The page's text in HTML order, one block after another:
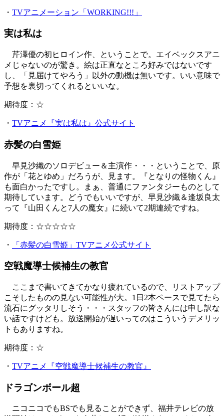
・ TVアニメーション「WORKING!!!」
実は私は
芹澤優の初ヒロイン作、ということで。エイベックスアニ
メじゃないのが驚き。絵は正直なところ好みではないです
し、「見届けてやろう」以外の動機は無いです。いい意味で
予想を裏切ってくれるといいな。
期待度：☆
・ TVアニメ『実は私は』公式サイト
赤髪の白雪姫
早見沙織のソロデビュー＆主演作・・・ということで、原
作が「花とゆめ」だろうが、見ます。『となりの怪物くん』
も面白かったですし。まぁ、普通にファンタジーものとして
期待しています。どうでもいいですが、早見沙織＆逢坂良太
って『山田くんと7人の魔女』に続いて2期連続ですね。
期待度：☆☆☆☆☆
・ 「赤髪の白雪姫」TVアニメ公式サイト
空戦魔導士候補生の教官
ここまで書いてきてかなり疲れているので、リストアップ
こそしたものの見ない可能性が大。1日2本ペースで見てたら
流石にグッタリしそう・・・スタッフの皆さんには申し訳な
い話ですけども。放送開始が遅いってのはこういうデメリッ
トもありますね。
期待度：☆
・ TVアニメ『空戦魔導士候補生の教官』
ドラゴンボール超
ニコニコでもBSでも見ることができず、福井テレビの放